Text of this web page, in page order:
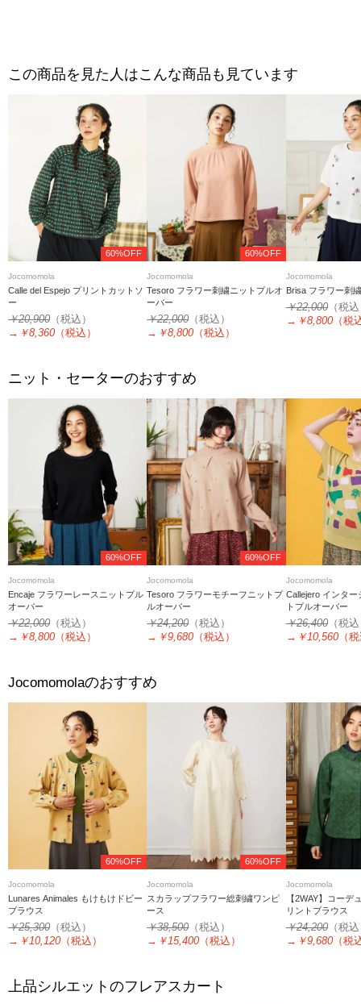
この商品を見た人はこんな商品も見ています
60%OFF
Jocomomola
Calle del Espejo プリントカットソ
ー
￥20,900 （税込）
→ ￥8,360 （税込）
60%OFF
Jocomomola
Tesoro フラワー刺繍ニットプルオ
ーバー
￥22,000（税込）
→ ￥8,800 （税込）
Jocomomola
Brisa フラワー刺
￥22,000（税
→ ￥8,800（税
ニット・セーターのおすすめ
60%OFF
Jocomomola
Encaje フラワーレースニットプル
オーバー
￥22,000 （税込）
→ ￥8,800 （税込）
60%OFF
Jocomomola
Tesoro フラワーモチーフニットプ
ルオーバー
￥24,200（税込）
→ ￥9,680 （税込）
Jocomomola
Callejero インター
トプルオーバー
￥26,400（税
→ ￥10,560（
Jocomomolaのおすすめ
60%OFF
Jocomomola
Lunares Animales もけもけドビー
ブラウス
￥25,300 （税込）
→ ￥10,120 （税込）
60%OFF
Jocomomola
スカラップフラワー総刺繍ワンピ
ース
￥38,500（税込）
→ ￥15,400 （税込）
Jocomomola
【2WAY】コーデ
リントブラウス
￥24,200（税
→ ￥9,680（税
上品シルエットのフレアスカート